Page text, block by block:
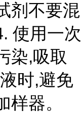
剂不要混
使用一次
染,吸取
时,避免
器。